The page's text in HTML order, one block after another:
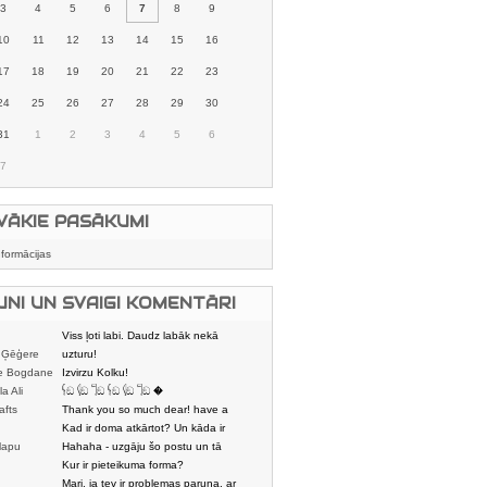
3 4 5 6 7 8 9
11 12 13 14 15 16
18 19 20 21 22 23
25 26 27 28 29 30
1 2 3 4 5 6
7
PASĀKUMI
UN SVAIGI KOMENTĀRI
Viss ļoti labi. Daudz labāk nekā
karstmaizīšu
uzturu!
Bogdane
Izvirzu Kolku!
Ali
𓌜ඞ 𓌱ඞ 𓌏ඞ 𓌜ඞ 𓌱ඞ 𓌏ඞ �
Thank you so much dear! have a
nice day
Kad ir doma atkārtot? Un kāda ir
aptuvenā dalī
Hahaha - uzgāju šo postu un tā
sasmējos. Četr
Kur ir pieteikuma forma?
Mari, ja tev ir problemas paruna, ar